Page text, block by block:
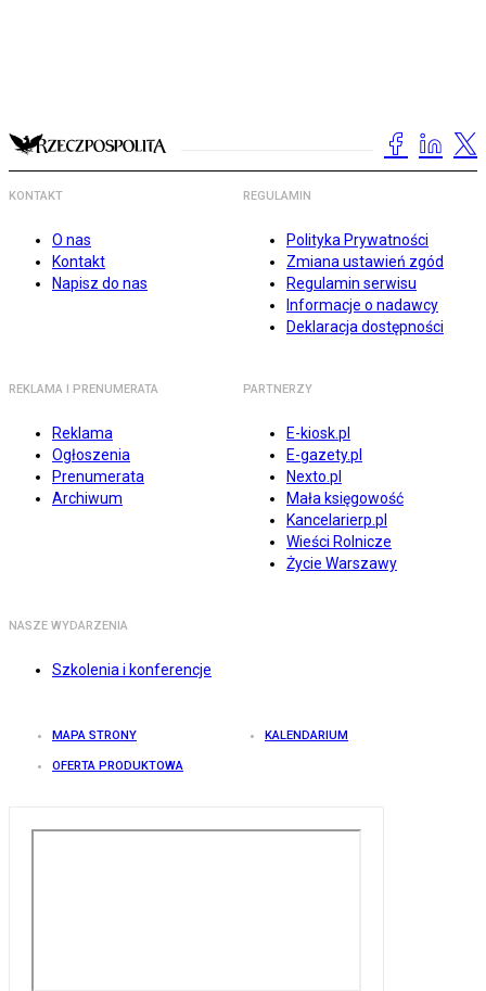
KONTAKT
O nas
Kontakt
Napisz do nas
REGULAMIN
Polityka Prywatności
Zmiana ustawień zgód
Regulamin serwisu
Informacje o nadawcy
Deklaracja dostępności
REKLAMA I PRENUMERATA
Reklama
Ogłoszenia
Prenumerata
Archiwum
PARTNERZY
E-kiosk.pl
E-gazety.pl
Nexto.pl
Mała księgowość
Kancelarierp.pl
Wieści Rolnicze
Życie Warszawy
NASZE WYDARZENIA
Szkolenia i konferencje
MAPA STRONY KALENDARIUM
OFERTA PRODUKTOWA